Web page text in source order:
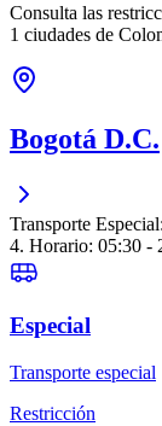
Consulta las
1 ciudades de
Bogotá D.C.
Transporte
4. Horario: 05:30 -
Especial
Transporte especial
Restricción